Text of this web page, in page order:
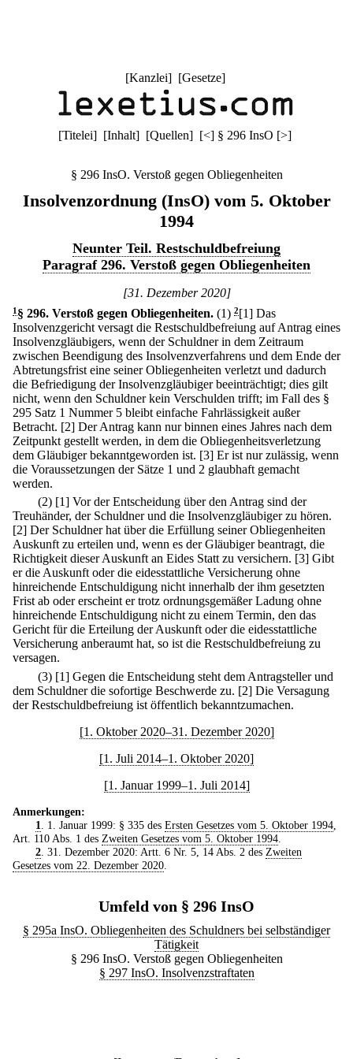
[Kanzlei] [Gesetze]
[Titelei] [Inhalt] [Quellen] [<] § 296 InsO [>]
§ 296 InsO. Verstoß gegen Obliegenheiten
Insolvenzordnung (InsO) vom 5. Oktober
1994
Neunter Teil. Restschuldbefreiung
Paragraf 296. Verstoß gegen Obliegenheiten
[31. Dezember 2020]
1 § 296. Verstoß gegen Obliegenheiten. (1) 2[1] Das
Insolvenzgericht versagt die Restschuldbefreiung auf Antrag eines
Insolvenzgläubigers, wenn der Schuldner in dem Zeitraum
zwischen Beendigung des Insolvenzverfahrens und dem Ende der
Abtretungsfrist eine seiner Obliegenheiten verletzt und dadurch
die Befriedigung der Insolvenzgläubiger beeinträchtigt; dies gilt
nicht, wenn den Schuldner kein Verschulden trifft; im Fall des §
295 Satz 1 Nummer 5 bleibt einfache Fahrlässigkeit außer
Betracht. [2] Der Antrag kann nur binnen eines Jahres nach dem
Zeitpunkt gestellt werden, in dem die Obliegenheitsverletzung
dem Gläubiger bekanntgeworden ist. [3] Er ist nur zulässig, wenn
die Voraussetzungen der Sätze 1 und 2 glaubhaft gemacht
werden.
(2) [1] Vor der Entscheidung über den Antrag sind der
Treuhänder, der Schuldner und die Insolvenzgläubiger zu hören.
[2] Der Schuldner hat über die Erfüllung seiner Obliegenheiten
Auskunft zu erteilen und, wenn es der Gläubiger beantragt, die
Richtigkeit dieser Auskunft an Eides Statt zu versichern. [3] Gibt
er die Auskunft oder die eidesstattliche Versicherung ohne
hinreichende Entschuldigung nicht innerhalb der ihm gesetzten
Frist ab oder erscheint er trotz ordnungsgemäßer Ladung ohne
hinreichende Entschuldigung nicht zu einem Termin, den das
Gericht für die Erteilung der Auskunft oder die eidesstattliche
Versicherung anberaumt hat, so ist die Restschuldbefreiung zu
versagen.
(3) [1] Gegen die Entscheidung steht dem Antragsteller und
dem Schuldner die sofortige Beschwerde zu. [2] Die Versagung
der Restschuldbefreiung ist öffentlich bekanntzumachen.
[1. Oktober 2020–31. Dezember 2020]
[1. Juli 2014–1. Oktober 2020]
[1. Januar 1999–1. Juli 2014]
Anmerkungen:
1
. 1. Januar 1999: § 335 des Ersten Gesetzes vom 5. Oktober 1994,
Art. 110 Abs. 1 des Zweiten Gesetzes vom 5. Oktober 1994
2. 31. Dezember 2020: Artt. 6 Nr. 5, 14 Abs. 2 des Zweiten
Gesetzes vom 22. Dezember 2020
Umfeld von § 296 InsO
§ 295a InsO. Obliegenheiten des Schuldners bei selbständiger
Tätigkeit
§ 296 InsO. Verstoß gegen Obliegenheiten
§ 297 InsO. Insolvenzstraftaten